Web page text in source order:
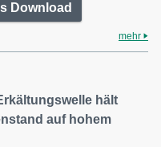
Download
mehr
hält
auf hohem